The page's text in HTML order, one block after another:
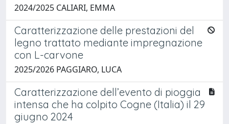
2024/2025 CALIARI, EMMA
Caratterizzazione delle prestazioni del
legno trattato mediante impregnazione
con L-carvone
2025/2026 PAGGIARO, LUCA
Caratterizzazione dell’evento di pioggia
intensa che ha colpito Cogne (Italia) il 29
giugno 2024